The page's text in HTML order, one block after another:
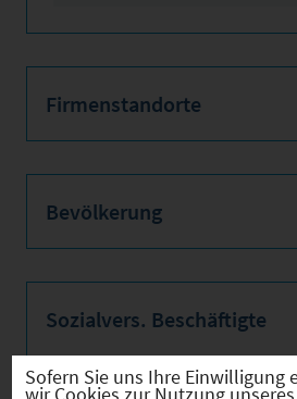
Firmenstandorte
Bevölkerung
Sozialvers. Beschäftigte
Sofern Sie uns Ihre Einwilligung
wir Cookies zur Nutzung